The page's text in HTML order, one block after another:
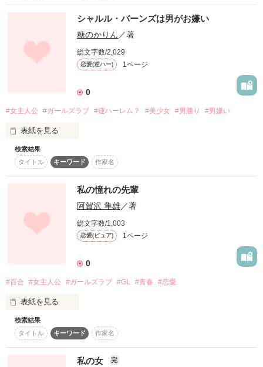
(本作品はTwitterの#フレーズ泥棒 にて執筆いたしました。以
下、フレーズ提供主様とフレーズの一覧になります。
マスズ(@Mementomori_em )様
「その優しさにまた絆されてしまいそうになる。」
藤田当麻(@Fujitatoma )様
「なんてね、嘘だよ嘘。」
「勇気を出して。素直になる勇気を」「その一文が私の堰を切
シャルル・バーンズは男がお嫌い
糖のかりん／著
総文字数/2,029
恋愛(逆ハー) 1ページ
0
#女主人公 #ガールズラブ #逆ハーレム？ #美少女 #男勝り #男嫌い
表紙を見る
初めて彼女を見たとき、胸の奥が熱くなった。
初めて彼女の声を聞いた時、まるで天使のようだと思った。
だから私は、もう一度彼女に会いたい。
作品を読む
検索結果
タイトル
キーワード 作家名
私の憧れの先輩
阿賀沢 隼雄／著
総文字数/1,003
恋愛(ピュア) 1ページ
0
#百合 #女主人公 #ガールズラブ #GL #青春 #恋愛
表紙を見る
後輩には好きな先輩がいた。
そんな後輩の淡い恋心の話。
検索結果
タイトル
キーワード 作家名
私の女 完